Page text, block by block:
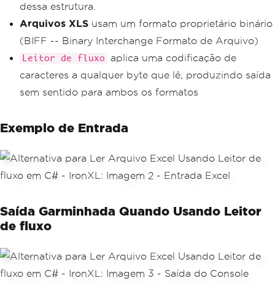
dessa estrutura.
Arquivos XLS usam um formato proprietário binário
(BIFF -- Binary Interchange Formato de Arquivo)
Leitor de fluxo
aplica uma codificação de
caracteres a qualquer byte que lê, produzindo saída
sem sentido para ambos os formatos
Exemplo de Entrada
Saída Garminhada Quando Usando Leitor
de fluxo